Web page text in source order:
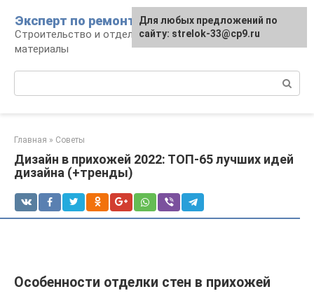
контенту
Эксперт по ремонту
Строительство и отделка: работы и
материалы
Главная » Советы
Дизайн в прихожей 2022: ТОП-65 лучших идей
дизайна (+тренды)
Особенности отделки стен в прихожей
Для любых предложений по
сайту: strelok-33@cp9.ru
Для любых предложений по
сайту: strelok-33@cp9.ru